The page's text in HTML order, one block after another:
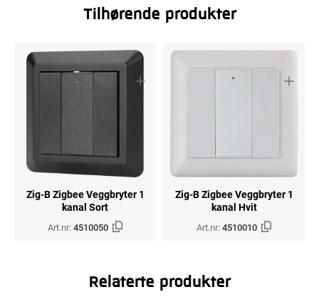
Tilhørende produkter
Zig-B Zigbee Veggbryter 1
kanal Sort
Art.nr:4510050
Zig-B Zigbee Veggbryter 1
kanal Hvit
Art.nr:4510010
Relaterte produkter